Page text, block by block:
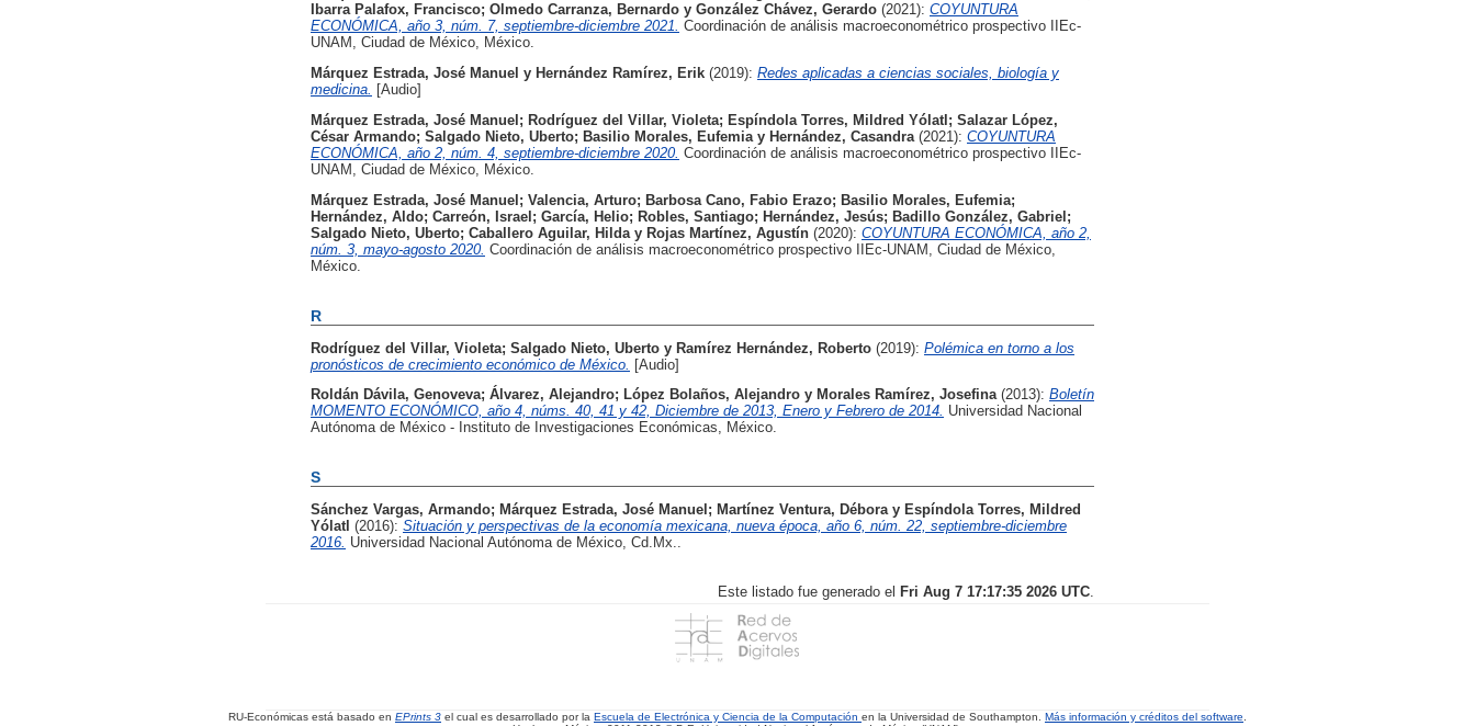
Ibarra Palafox, Francisco; Olmedo Carranza, Bernardo y González Chávez, Gerardo (2021): COYUNTURA
ECONÓMICA, año 3, núm. 7, septiembre-diciembre 2021. Coordinación de análisis macroeconométrico prospectivo IIEc-
UNAM, Ciudad de México, México.
Márquez Estrada, José Manuel y Hernández Ramírez, Erik (2019): Redes aplicadas a ciencias sociales, biología y
medicina. [Audio]
Márquez Estrada, José Manuel ; Rodríguez del Villar, Violeta; Espíndola Torres, Mildred Yólatl ; Salazar López,
César Armando; Salgado Nieto, Uberto; Basilio Morales, Eufemia y Hernández, Casandra (2021): COYUNTURA
ECONÓMICA, año 2, núm. 4, septiembre-diciembre 2020. Coordinación de análisis macroeconométrico prospectivo IIEc-
UNAM, Ciudad de México, México.
Márquez Estrada, José Manuel; Valencia, Arturo; Barbosa Cano, Fabio Erazo; Basilio Morales, Eufemia;
Hernández, Aldo; Carreón, Israel; García, Helio; Robles, Santiago; Hernández, Jesús; Badillo González, Gabriel;
Salgado Nieto, Uberto; Caballero Aguilar, Hilda y Rojas Martínez, Agustín (2020): COYUNTURA ECONÓMICA, año 2,
núm. 3, mayo-agosto 2020. Coordinación de análisis macroeconométrico prospectivo IIEc-UNAM, Ciudad de México,
México.
R
Rodríguez del Villar, Violeta; Salgado Nieto, Uberto y Ramírez Hernández, Roberto (2019): Polémica en torno a los
pronósticos de crecimiento económico de México. [Audio]
Roldán Dávila, Genoveva; Álvarez, Alejandro; López Bolaños, Alejandro y Morales Ramírez, Josefina (2013): Boletín
MOMENTO ECONÓMICO, año 4, núms. 40, 41 y 42, Diciembre de 2013, Enero y Febrero de 2014. Universidad Nacional
Autónoma de México - Instituto de Investigaciones Económicas, México.
S
Sánchez Vargas, Armando; Márquez Estrada, José Manuel ; Martínez Ventura, Déboray Espíndola Torres, Mildred
Yólatl (2016): Situación y perspectivas de la economía mexicana, nueva época, año 6, núm. 22, septiembre-diciembre
2016. Universidad Nacional Autónoma de México, Cd.Mx..
Este listado fue generado el Fri Aug 7 17:17:35 2026 UTC.
RU-Económicas está basado en EPrints 3 el cual es desarrollado por la Escuela de Electrónica y Ciencia de la Computación en la Universidad de Southampton. Más información y créditos del software